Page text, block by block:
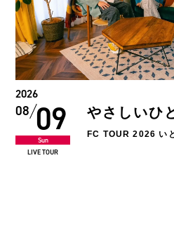
2026
08 09
Sun
LIVE TOUR
やさしいひ
FC TOUR 2026 い